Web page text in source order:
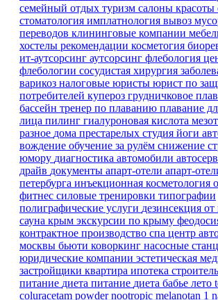
семейный отдых туризм салоны красоты
стоматология имплатнология вывоз
переводов клининговые компании
хостелы рекомендации косметогия
ит-аутсорсинг аутсорсинг флебология
флебологии сосудистая хирургия
варикоз налоговые юристы юрист по
потребителей купероз грудничковое
бассейн тренер по плаванию плавание
лица пилинг гиалуроновая кислота
разное дома престарелых студия йоги
вождение обучение за рулём снижение
юмору диагностика автомобили
драйв документы апарт-отели апарт-
петербурга инъекционная косметология
фитнес силовые тренировки типографии
полиграфические услуги дезинсекция от
сауна крым экскурсии по крыму
контрактное производство спа центр
москвы бьюти коворкинг насосные
юридические компании эстетическая
застройщики квартира ипотека
питание диета питание диета бабье лето
coluracetam powdernootropic melanotan 1